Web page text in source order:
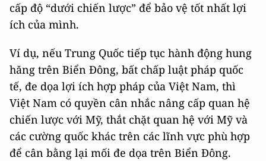
cấp độ “dưới chiến lược” để bảo vệ tốt nhất lợi
ích của mình.
Ví dụ, nếu Trung Quốc tiếp tục hành động hung
hăng trên Biển Đông, bất chấp luật pháp quốc
tế, đe dọa lợi ích hợp pháp của Việt Nam, thì
Việt Nam có quyền cân nhắc nâng cấp quan hệ
chiến lược với Mỹ, thắt chặt quan hệ với Mỹ và
các cường quốc khác trên các lĩnh vực phù hợp
để cân bằng lại mối đe dọa trên Biển Đông.